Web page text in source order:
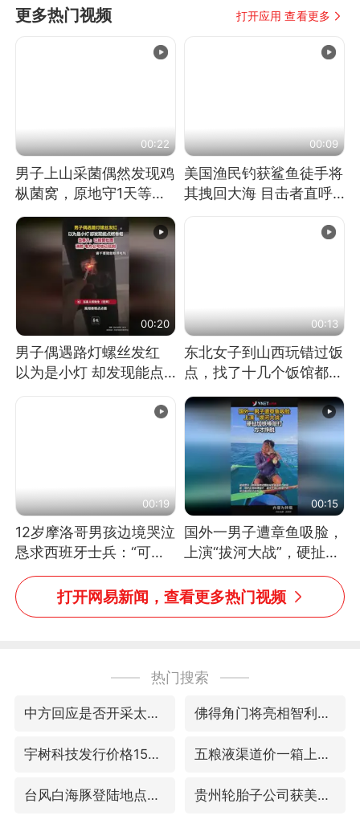
更多热门视频 打开应用 查看更多
00:22
男子上山采菌偶然发现鸡
枞菌窝，原地守1天等它
长大：挖了140多朵
00:09
美国渔民钓获鲨鱼徒手将
其拽回大海 目击者直呼
00:20
男子偶遇路灯螺丝发红
以为是小灯 却发现能点
00:13
东北女子到山西玩错过饭
点，找了十几个饭馆都没
开门：午休到几点
00:19
12岁摩洛哥男孩边境哭泣
恳求西班牙士兵：“可不
可以不要把我遣返回国”
00:15
国外一男子遭章鱼吸脸，
上演“拔河大战”，硬扯加
铁棒敲打方才挣脱
打开网易新闻，查看更多热门视频
热门搜索
中方回应是否开采太平洋海底稀土资源 佛得角门将亮相智利俱乐部主场
宇树科技发行价格150.80元/股 五粮液渠道价一箱上涨近百元
台风白海豚登陆地点更新 贵州轮胎子公司获美国退税8136万